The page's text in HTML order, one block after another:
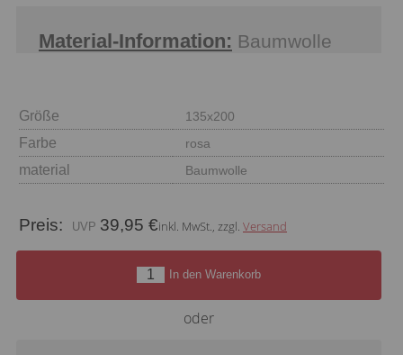
Material-Information: Baumwolle
Größe 135x200
Farbe rosa
material Baumwolle
Preis: 39,95 €inkl. MwSt., zzgl. Versand
In den Warenkorb
oder